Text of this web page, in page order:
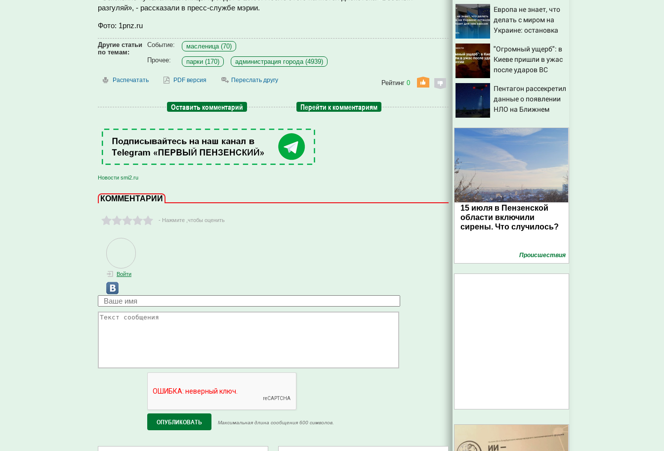
разгуляй», - рассказали в пресс-службе мэрии.
Фото: 1pnz.ru
Другие статьи
по темам:
Событие:
масленица (70)
Прочее:
парки (170) администрация города (4939)
Распечатать PDF версия Переслать другу Рейтинг 0
Оставить комментарий Перейти к комментариям
Новости smi2.ru
КОММЕНТАРИИ
- Нажмите ,чтобы оценить
Войти
Максимальная длина сообщения 600 символов.
Европа не знает, что
делать с миром на
Украине: остановка
хаосом
"Огромный ущерб": в
Киеве пришли в ужас
после ударов ВС
Пентагон рассекретил
данные о появлении
НЛО на Ближнем
15 июля в Пензенской
области включили
сирены. Что случилось?
Проиcшествия